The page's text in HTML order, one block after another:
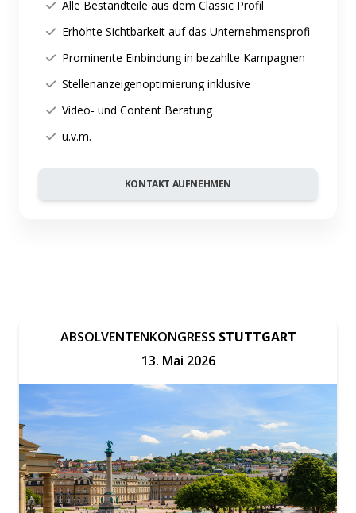
Alle Bestandteile aus dem Classic Profil
Erhöhte Sichtbarkeit auf das Unternehmensprofi
Prominente Einbindung in bezahlte Kampagnen
Stellenanzeigenoptimierung inklusive
Video- und Content Beratung
u.v.m.
KONTAKT AUFNEHMEN
ABSOLVENTENKONGRESS STUTTGART
13. Mai 2026